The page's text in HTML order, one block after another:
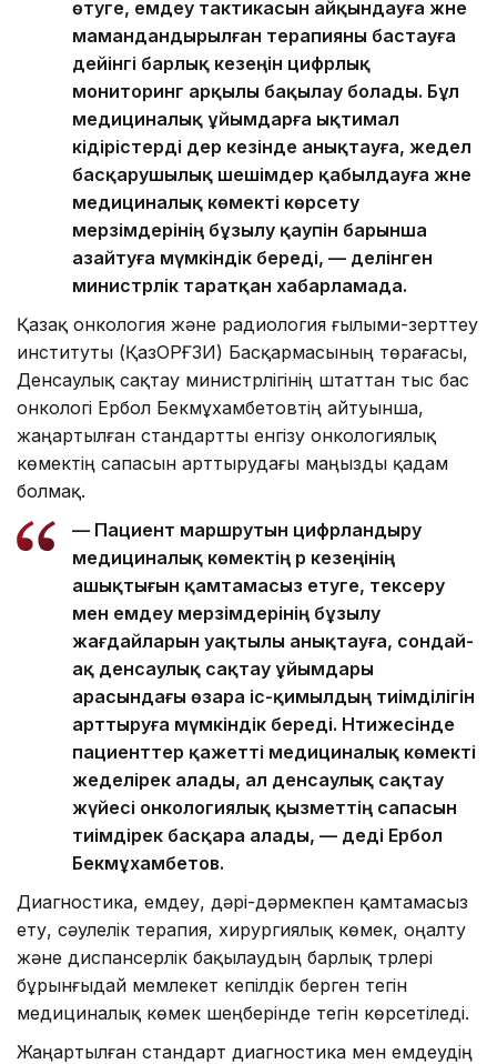
өтуге, емдеу тактикасын айқындауға және
мамандандырылған терапияны бастауға
дейінгі барлық кезеңін цифрлық
мониторинг арқылы бақылау болады. Бұл
медициналық ұйымдарға ықтимал
кідірістерді дер кезінде анықтауға, жедел
басқарушылық шешімдер қабылдауға және
медициналық көмекті көрсету
мерзімдерінің бұзылу қаупін барынша
азайтуға мүмкіндік береді, — делінген
министрлік таратқан хабарламада.
Қазақ онкология және радиология ғылыми-зерттеу
институты (ҚазОРҒЗИ) Басқармасының төрағасы,
Денсаулық сақтау министрлігінің штаттан тыс бас
онкологі Ербол Бекмұхамбетовтің айтуынша,
жаңартылған стандартты енгізу онкологиялық
көмектің сапасын арттырудағы маңызды қадам
болмақ.
— Пациент маршрутын цифрландыру
медициналық көмектің әр кезеңінің
ашықтығын қамтамасыз етуге, тексеру
мен емдеу мерзімдерінің бұзылу
жағдайларын уақтылы анықтауға, сондай-
ақ денсаулық сақтау ұйымдары
арасындағы өзара іс-қимылдың тиімділігін
арттыруға мүмкіндік береді. Нәтижесінде
пациенттер қажетті медициналық көмекті
жеделірек алады, ал денсаулық сақтау
жүйесі онкологиялық қызметтің сапасын
тиімдірек басқара алады, — деді Ербол
Бекмұхамбетов.
Диагностика, емдеу, дәрі-дәрмекпен қамтамасыз
ету, сәулелік терапия, хирургиялық көмек, оңалту
және диспансерлік бақылаудың барлық түрлері
бұрынғыдай мемлекет кепілдік берген тегін
медициналық көмек шеңберінде тегін көрсетіледі.
Жаңартылған стандарт диагностика мен емдеудің